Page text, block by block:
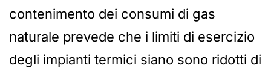
contenimento dei consumi di gas
naturale prevede che i limiti di esercizio
degli impianti termici siano sono ridotti di